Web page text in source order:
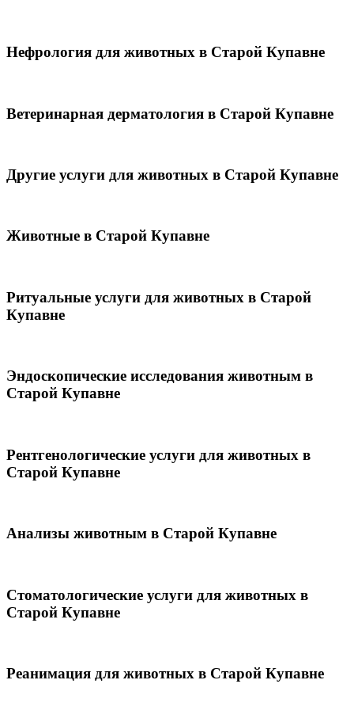
Нефрология для животных в Старой Купавне
Ветеринарная дерматология в Старой Купавне
Другие услуги для животных в Старой Купавне
Животные в Старой Купавне
Ритуальные услуги для животных в Старой
Купавне
Эндоскопические исследования животным в
Старой Купавне
Рентгенологические услуги для животных в
Старой Купавне
Анализы животным в Старой Купавне
Стоматологические услуги для животных в
Старой Купавне
Реанимация для животных в Старой Купавне